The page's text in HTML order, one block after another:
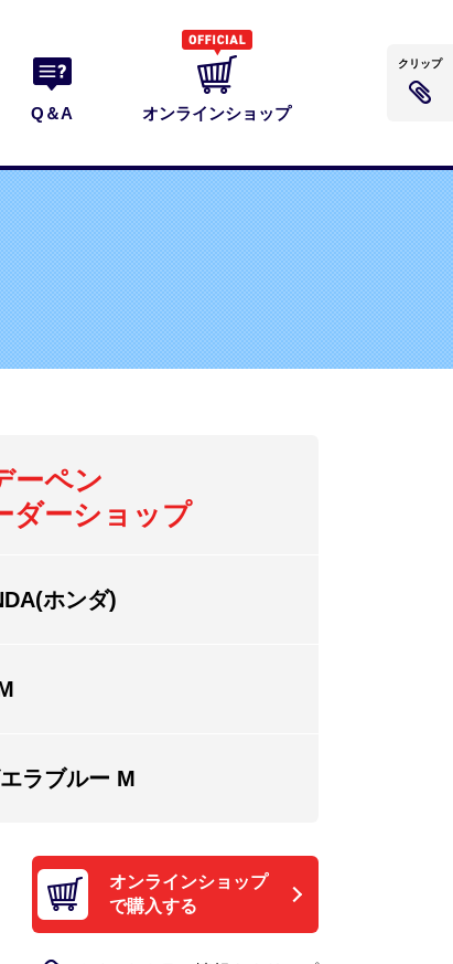
Q＆A オンラインショップ
ーペン
ダーショップ
ホンダ)
ラブルー M
オンラインショップ
で購入する
クリップ